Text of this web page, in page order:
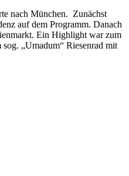
nach München. Zunächst
auf dem Programm. Danach
Ein Highlight war zum
„Umadum“ Riesenrad mit